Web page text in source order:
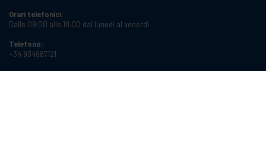
Orari telefonici:
Dalle 09:00 alle 18:00 dal lunedì al venerdì
Telefono:
+34 934987121
Email: